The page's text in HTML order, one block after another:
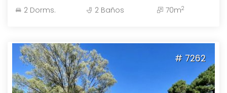
Lavarropas. - Heladera con freezer. - Licuadora. -
dormitorios. - Placard en cocina. - Campana. -
Bañera. Amenities: - Lobby. - Ascensor. - Recepción.
- Portería. - Piscina climatizada. - Sauna seco. -
Sauna húmedo. - Gimnasio. - Wi-Fi. - Cadete. -
2 Dorms. 2 Baños 70m2
# 7262